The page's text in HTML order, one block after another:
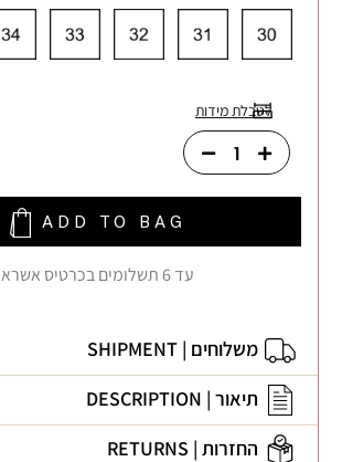
לטבלת מידות
ADD TO BAG
עד 6 תשלומים בכרטיס אשראי
משלוחים | SHIPMENT
תיאור | DESCRIPTION
החזרות | RETURNS